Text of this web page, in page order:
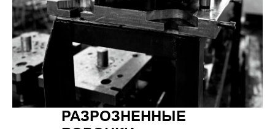
РАЗРОЗНЕННЫЕ